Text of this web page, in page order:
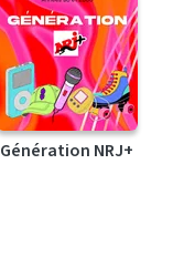
Génération NRJ+